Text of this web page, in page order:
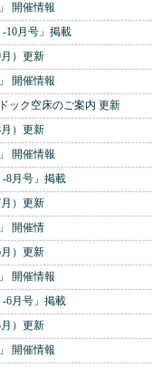
開催情報
10月号」掲載
）更新
開催情報
ック空床のご案内 更新
）更新
開催情報
8月号」掲載
）更新
開催情
）更新
開催情報
6月号」掲載
）更新
開催情報